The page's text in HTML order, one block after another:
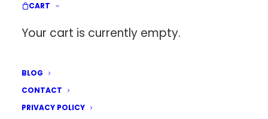
CART
Your cart is currently empty.
BLOG
CONTACT
PRIVACY POLICY